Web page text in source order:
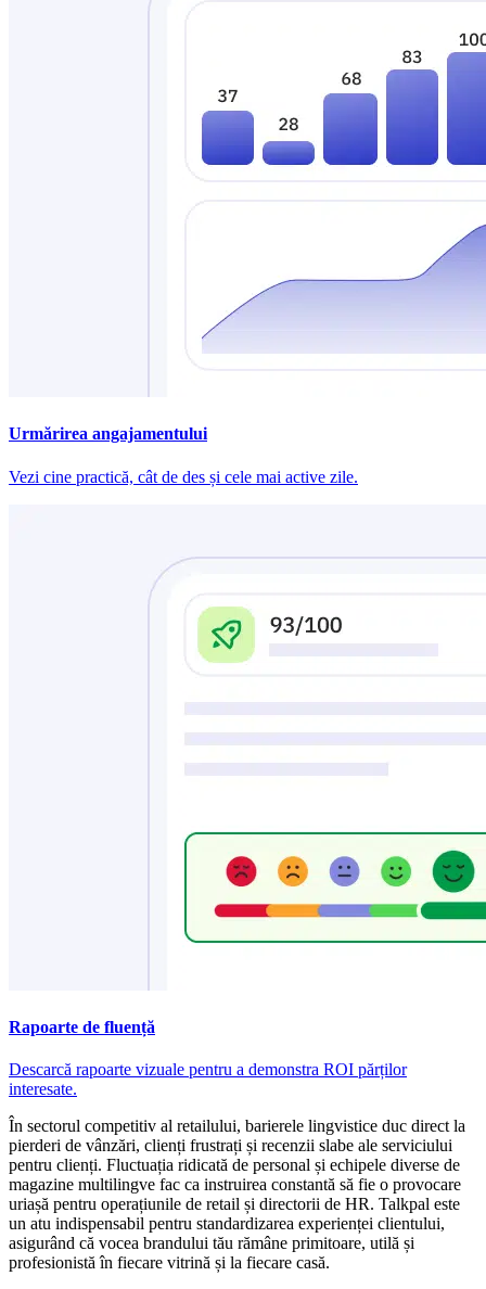
Urmărirea angajamentului
Vezi cine practică, cât de des și cele mai active zile.
Rapoarte de fluență
Descarcă rapoarte vizuale pentru a demonstra ROI părților
interesate.
În sectorul competitiv al retailului, barierele lingvistice duc direct la
pierderi de vânzări, clienți frustrați și recenzii slabe ale serviciului
pentru clienți. Fluctuația ridicată de personal și echipele diverse de
magazine multilingve fac ca instruirea constantă să fie o provocare
uriașă pentru operațiunile de retail și directorii de HR. Talkpal este
un atu indispensabil pentru standardizarea experienței clientului,
asigurând că vocea brandului tău rămâne primitoare, utilă și
profesionistă în fiecare vitrină și la fiecare casă.